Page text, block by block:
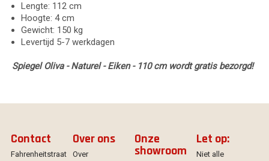
Lengte: 112 cm
Hoogte: 4 cm
Gewicht: 150 kg
Levertijd 5-7 werkdagen
Spiegel Oliva - Naturel - Eiken - 110 cm wordt gratis bezorgd!
Contact
Fahrenheitstraat
Over ons
Over
Onze
showroom
Let op:
Niet alle